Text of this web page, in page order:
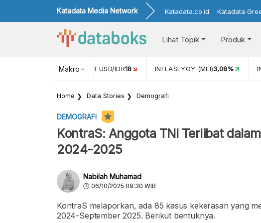
Katadata Media Network Katadata.co.id Katadata
Lihat Topik Produk
Makro
NILAI TUKAR USD/IDR18 INFLASI YOY (MEI)3,08%
Home Data Stories Demografi
DEMOGRAFI
KontraS: Anggota TNI Terlibat
2024-2025
Nabilah Muhamad
06/10/2025 09:30 WIB
KontraS melaporkan, ada 85 kasus kekerasan yang
2024-September 2025. Berikut bentuknya.